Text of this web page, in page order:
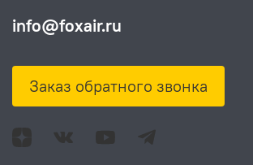
info@foxair.ru
Заказ обратного звонка